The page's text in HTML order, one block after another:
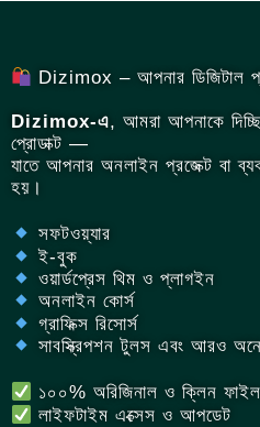
Dizimox – আপনার ডিজিটাল
Dizimox-এ, আমরা আপনাকে দিচ্ছি
প্রোডাক্ট —
যাতে আপনার অনলাইন প্রজেক্ট বা
হয়।
সফটওয়্যার
ই-বুক
ওয়ার্ডপ্রেস থিম ও প্লাগইন
অনলাইন কোর্স
গ্রাফিক্স রিসোর্স
সাবস্ক্রিপশন টুলস এবং আরও
১০০% অরিজিনাল ও ক্লিন ফাইল
লাইফটাইম এক্সেস ও আপডেট